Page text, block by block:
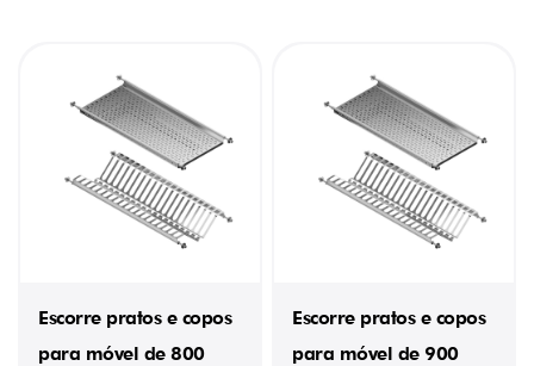
Escorre pratos e copos
para móvel de 800
Escorre pratos e copos
para móvel de 900